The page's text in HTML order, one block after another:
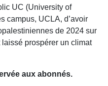
UC (University of
campus, UCLA, d’avoir
de 2024 sur
prospérer un climat
aux abonnés.